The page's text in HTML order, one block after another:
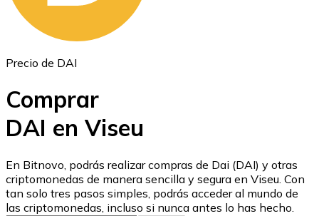
USD Coin
USDC
Precio de DAI
Comprar
DAI en Viseu
En Bitnovo, podrás realizar compras de Dai (DAI) y otras
criptomonedas de manera sencilla y segura en Viseu. Con
tan solo tres pasos simples, podrás acceder al mundo de
las criptomonedas, incluso si nunca antes lo has hecho.